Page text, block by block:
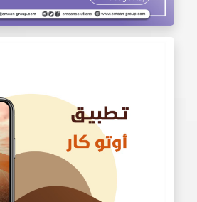
تطبيق بالجملة